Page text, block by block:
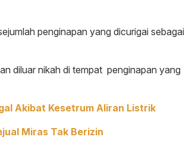
penginapan yang dicurigai sebagai
diluar nikah di tempat penginapan yang
Akibat Kesetrum Aliran Listrik
Miras Tak Berizin